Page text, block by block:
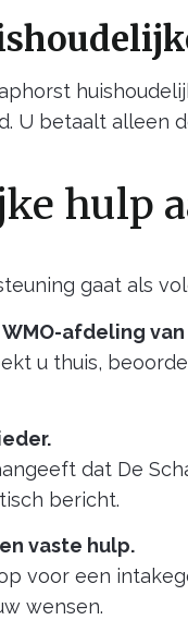
U betaalt alleen
hulp
gaat als
afdeling
u thuis,
dat De
bericht.
vaste hulp.
voor een
wensen.